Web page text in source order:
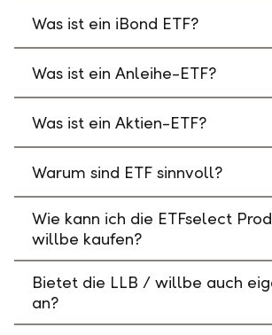
Was ist ein iBond ETF?
Was ist ein Anleihe-ETF?
Was ist ein Aktien-ETF?
Warum sind ETF sinnvoll?
Wie kann ich die ETFselect
willbe kaufen?
Bietet die LLB / willbe auch
an?